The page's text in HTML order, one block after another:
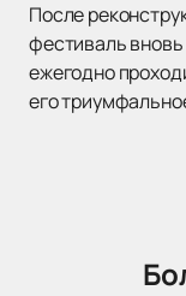
После
фестиваль
ежегодно
его